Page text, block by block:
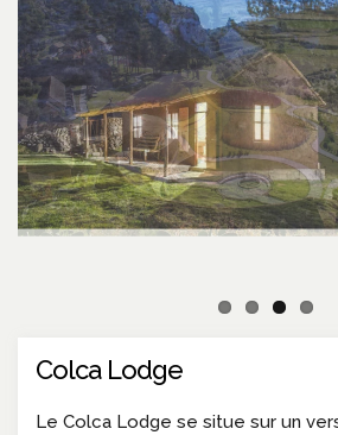
Colca Lodge
Le Colca Lodge se situe sur un